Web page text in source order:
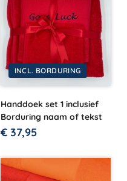
INCL. BORDURING
Handdoek set 1 inclusief
Borduring naam of tekst
€ 37,95